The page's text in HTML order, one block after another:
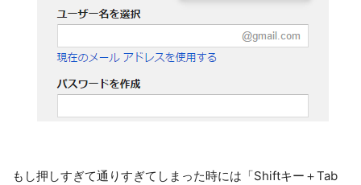
もし押しすぎて通りすぎてしまった時には「Shiftキー＋Tab